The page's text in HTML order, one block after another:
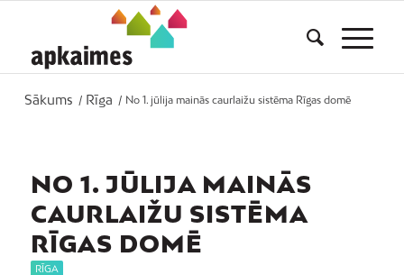
Sākums / Rīga / No 1. jūlija mainās caurlaižu sistēma Rīgas domē
NO 1. JŪLIJA MAINĀS
CAURLAIŽU SISTĒMA
RĪGAS DOMĒ
RĪGA